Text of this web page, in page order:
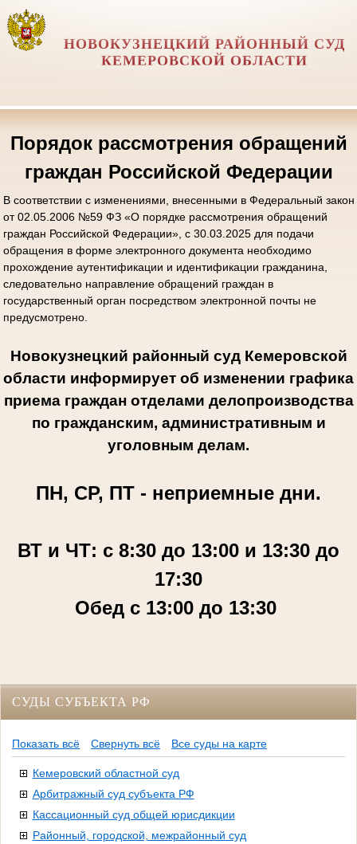
НОВОКУЗНЕЦКИЙ РАЙОННЫЙ СУД
КЕМЕРОВСКОЙ ОБЛАСТИ
Порядок рассмотрения обращений
граждан Российской Федерации
В соответствии с изменениями, внесенными в Федеральный закон
от 02.05.2006 №59 ФЗ «О порядке рассмотрения обращений
граждан Российской Федерации», с 30.03.2025 для подачи
обращения в форме электронного документа необходимо
прохождение аутентификации и идентификации гражданина,
следовательно направление обращений граждан в
государственный орган посредством электронной почты не
предусмотрено.
Новокузнецкий районный суд Кемеровской
области информирует об изменении графика
приема граждан отделами делопроизводства
по гражданским, административным и
уголовным делам.
ПН, СР, ПТ - неприемные дни.
ВТ и ЧТ: с 8:30 до 13:00 и 13:30 до
17:30
Обед с 13:00 до 13:30
СУДЫ СУБЪЕКТА РФ
Показать всё Свернуть всё Все суды на карте
Кемеровский областной суд
Арбитражный суд субъекта РФ
Кассационный суд общей юрисдикции
Районный, городской, межрайонный суд